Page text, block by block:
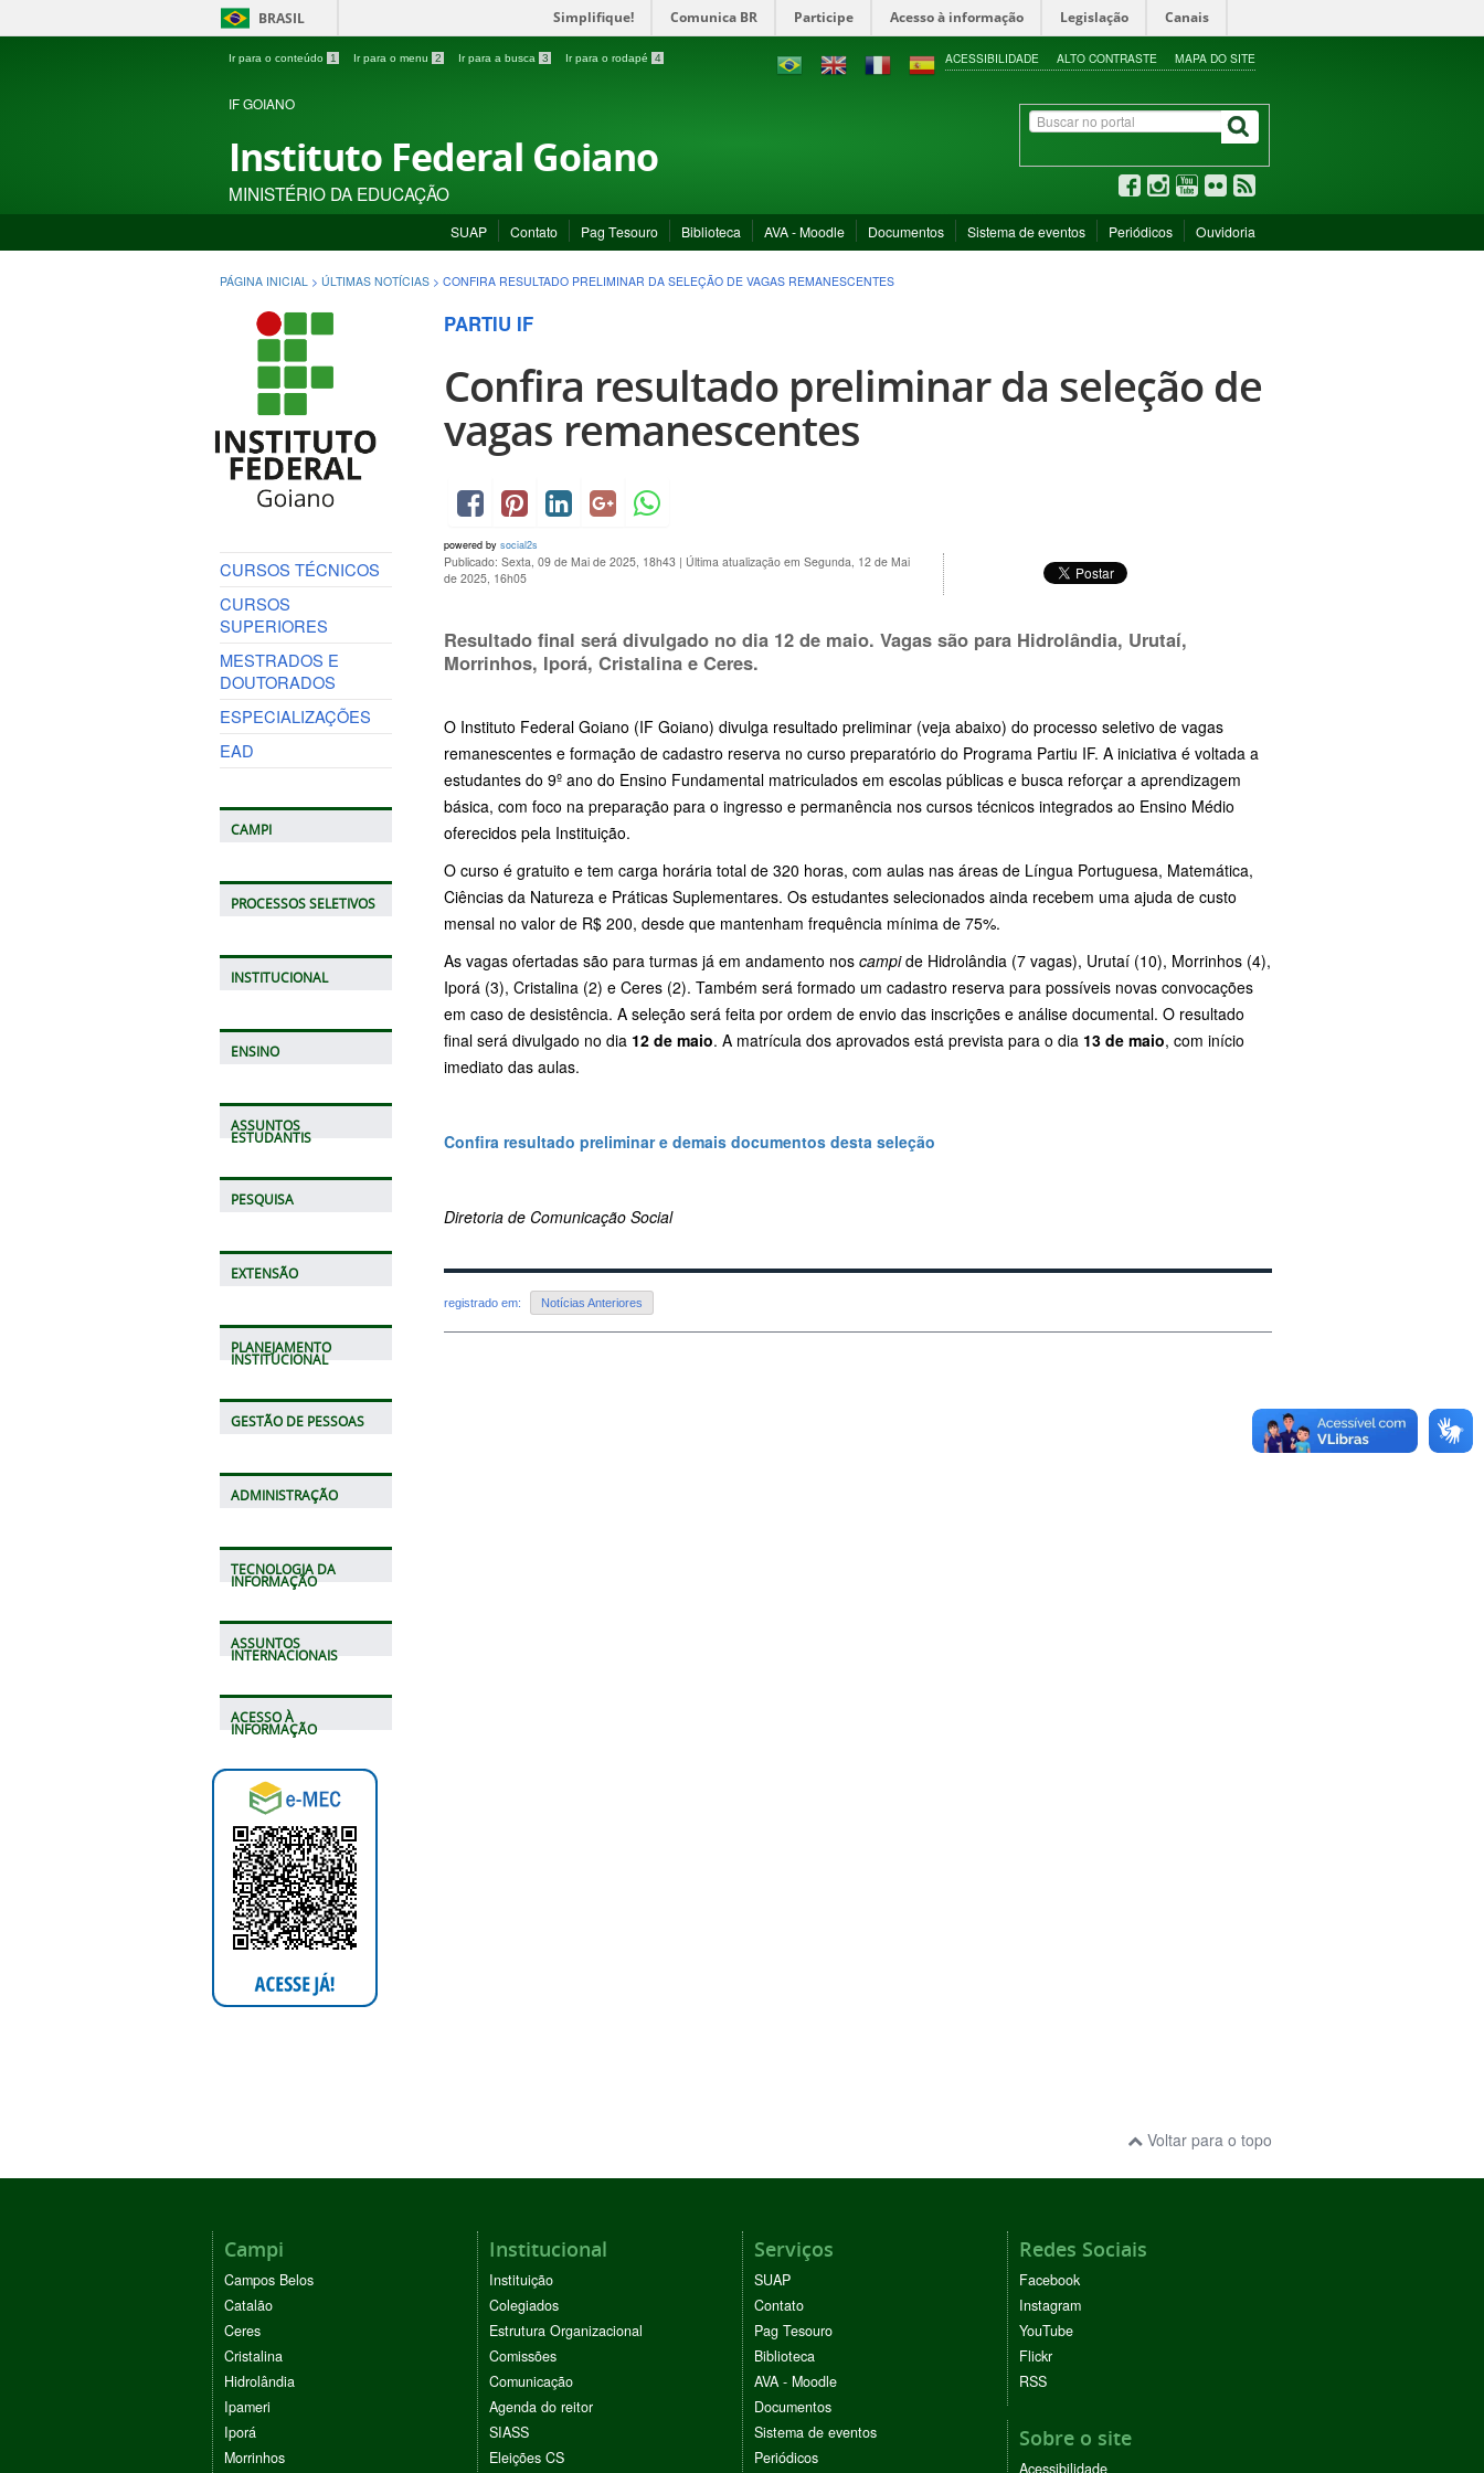
BRASIL Simplifique! Comunica BR Participe Acesso à informação Legislação Canais
Ir para o conteúdo 1 Ir para o menu 2 Ir para a busca 3 Ir para o rodapé 4 ACESSIBILIDADE ALTO CONTRASTE MAPA DO SITE
IF GOIANO
Instituto Federal Goiano
MINISTÉRIO DA EDUCAÇÃO
SUAP Contato Pag Tesouro Biblioteca AVA - Moodle Documentos Sistema de eventos Periódicos Ouvidoria
PÁGINA INICIAL > ÚLTIMAS NOTÍCIAS > CONFIRA RESULTADO PRELIMINAR DA SELEÇÃO DE VAGAS REMANESCENTES
CURSOS TÉCNICOS
CURSOS
SUPERIORES
MESTRADOS E
DOUTORADOS
ESPECIALIZAÇÕES
EAD
CAMPI
PROCESSOS SELETIVOS
INSTITUCIONAL
ENSINO
ASSUNTOS
ESTUDANTIS
PESQUISA
EXTENSÃO
PLANEJAMENTO
INSTITUCIONAL
GESTÃO DE PESSOAS
ADMINISTRAÇÃO
TECNOLOGIA DA
INFORMAÇÃO
ASSUNTOS
INTERNACIONAIS
ACESSO À
INFORMAÇÃO
PARTIU IF
Confira resultado preliminar da seleção de
vagas remanescentes
powered by social2s
Publicado: Sexta, 09 de Mai de 2025, 18h43 | Última atualização em Segunda, 12 de Mai
de 2025, 16h05
Resultado final será divulgado no dia 12 de maio. Vagas são para Hidrolândia, Urutaí,
Morrinhos, Iporá, Cristalina e Ceres.
O Instituto Federal Goiano (IF Goiano) divulga resultado preliminar (veja abaixo) do processo seletivo de vagas
remanescentes e formação de cadastro reserva no curso preparatório do Programa Partiu IF. A iniciativa é voltada a
estudantes do 9º ano do Ensino Fundamental matriculados em escolas públicas e busca reforçar a aprendizagem
básica, com foco na preparação para o ingresso e permanência nos cursos técnicos integrados ao Ensino Médio
oferecidos pela Instituição.
O curso é gratuito e tem carga horária total de 320 horas, com aulas nas áreas de Língua Portuguesa, Matemática,
Ciências da Natureza e Práticas Suplementares. Os estudantes selecionados ainda recebem uma ajuda de custo
mensal no valor de R$ 200, desde que mantenham frequência mínima de 75%.
As vagas ofertadas são para turmas já em andamento nos campide Hidrolândia (7 vagas), Urutaí (10), Morrinhos (4),
Iporá (3), Cristalina (2) e Ceres (2). Também será formado um cadastro reserva para possíveis novas convocações
em caso de desistência. A seleção será feita por ordem de envio das inscrições e análise documental. O resultado
final será divulgado no dia 12 de maio. A matrícula dos aprovados está prevista para o dia 13 de maio, com início
imediato das aulas.
Confira resultado preliminar e demais documentos desta seleção
Diretoria de Comunicação Social
registrado em: Notícias Anteriores
Voltar para o topo
Campi
Campos Belos
Catalão
Ceres
Cristalina
Hidrolândia
Ipameri
Iporá
Morrinhos
Institucional
Instituição
Colegiados
Estrutura Organizacional
Comissões
Comunicação
Agenda do reitor
SIASS
Eleições CS
Serviços
SUAP
Contato
Pag Tesouro
Biblioteca
AVA - Moodle
Documentos
Sistema de eventos
Periódicos
Redes Sociais
Facebook
Instagram
YouTube
Flickr
RSS
Sobre o site